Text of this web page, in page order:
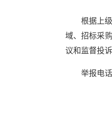
根据上
域、招标采
议和监督投
举报电